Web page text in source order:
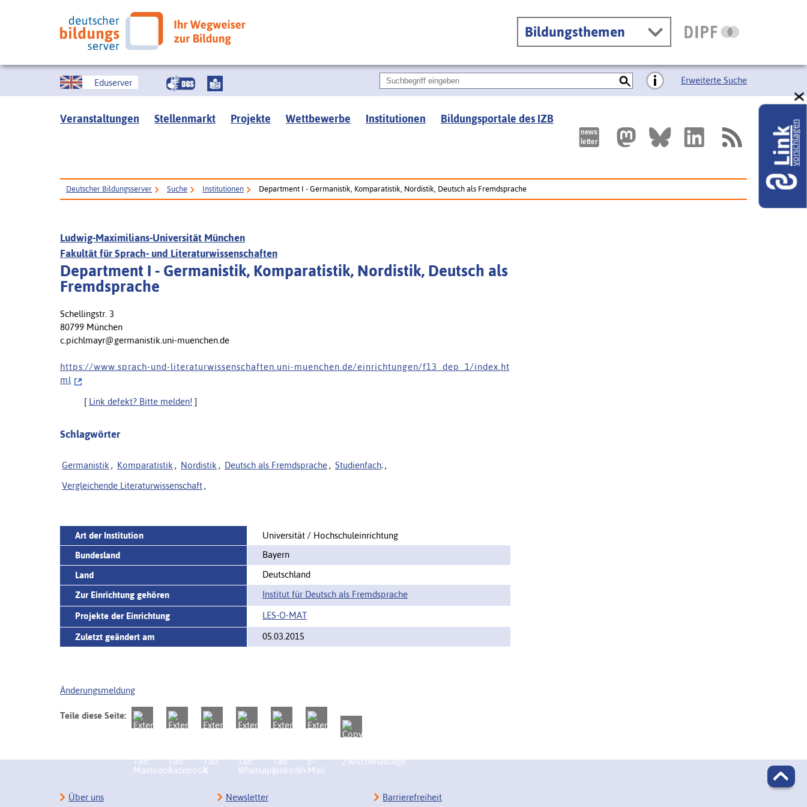
Bildungsthemen
Eduserver Erweiterte Suche
Veranstaltungen Stellenmarkt Projekte Wettbewerbe Institutionen Bildungsportale des IZB
Deutscher Bildungsserver Suche Institutionen Department I - Germanistik, Komparatistik, Nordistik, Deutsch als Fremdsprache
Ludwig-Maximilians-Universität München
Fakultät für Sprach- und Literaturwissenschaften
Department I - Germanistik, Komparatistik, Nordistik, Deutsch als
Fremdsprache
Schellingstr. 3
80799 München
c.pichlmayr@germanistik.uni-muenchen.de
h t t p s : / / w w w . s p r a c h - u n d - l i t e r a t u r w i s s e n s c h a f t e n . u n i - m u e n c h e n . d e / e i n r i c h t u n g e n / f 1 3 _ d e p _ 1 / i n d e x . h t
m l
[ Link defekt? Bitte melden! ]
Schlagwörter
Germanistik , Komparatistik , Nordistik , Deutsch als Fremdsprache , Studienfach; ,
Vergleichende Literaturwissenschaft ,
Art der Institution
Universität / Hochschuleinrichtung
Bundesland
Bayern
Land
Deutschland
Zur Einrichtung gehören
Institut für Deutsch als Fremdsprache
Projekte der Einrichtung LES-O-MAT
Zuletzt geändert am 05.03.2015
Änderungsmeldung
Teile diese Seite:
Linkvorschlagen
Über uns Newsletter Barrierefreiheit